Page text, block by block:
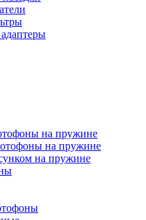
на пружине
на пружине
на пружине